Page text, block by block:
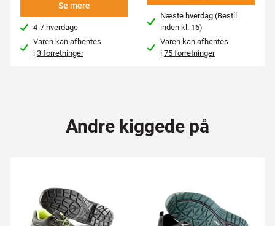
Se mere
4-7 hverdage
Varen kan afhentes
i3 forretninger
Næste hverdag (Bestil
inden kl. 16)
Varen kan afhentes
i75 forretninger
Andre kiggede på